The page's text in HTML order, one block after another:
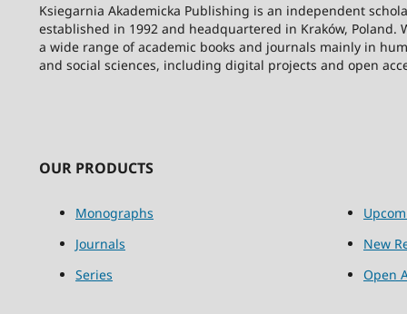
Ksiegarnia Akademicka Publishing is an independent
established in 1992 and headquartered in Kraków, Poland.
a wide range of academic books and journals mainly in
and social sciences, including digital projects and open
OUR PRODUCTS
Monographs
Journals
Series
New
Open